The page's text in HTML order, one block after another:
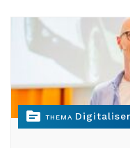
topic THEMA